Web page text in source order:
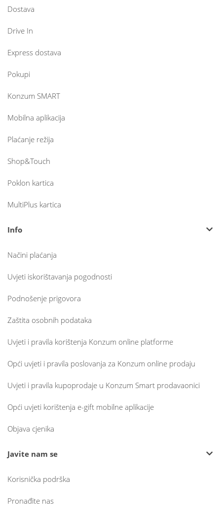
Dostava
Drive In
Express dostava
Pokupi
Konzum SMART
Mobilna aplikacija
Plaćanje režija
Shop&Touch
Poklon kartica
MultiPlus kartica
Info
Načini plaćanja
Uvjeti iskorištavanja pogodnosti
Podnošenje prigovora
Zaštita osobnih podataka
Uvjeti i pravila korištenja Konzum online platforme
Opći uvjeti i pravila poslovanja za Konzum online prodaju
Uvjeti i pravila kupoprodaje u Konzum Smart prodavaonici
Opći uvjeti korištenja e-gift mobilne aplikacije
Objava cjenika
Javite nam se
Korisnička podrška
Pronađite nas